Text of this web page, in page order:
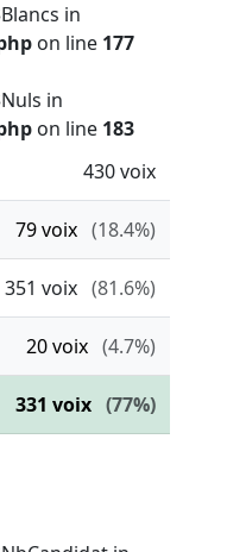
in
on line 177
in
on line 183
430 voix
79voix (18.4%)
351 voix (81.6%)
20voix (4.7%)
331 voix (77%)